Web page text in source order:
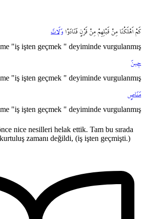
كَمْ اَهْلَكْنَا مِنْ قَبْلِهِمْ مِنْ قَرْنٍ فَنَادَوْا وَلَاتَ
"iş işten geçmek " deyiminde vurgulanmış
ح۪ينَ
"iş işten geçmek " deyiminde vurgulanmış
مَنَاصٍ
"iş işten geçmek " deyiminde vurgulanmış
nice nesilleri helak ettik. Tam bu sırada
zamanı değildi, (iş işten geçmişti.)